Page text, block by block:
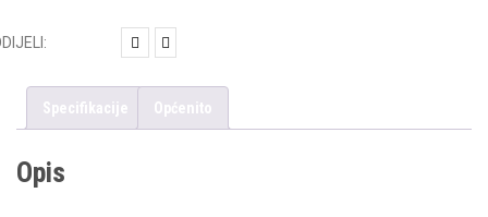
Specifikacije Općenito
Opis